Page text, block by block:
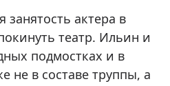
занятость актера в
театр. Ильин и
подмостках и в
не в составе труппы, а